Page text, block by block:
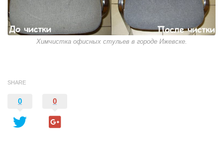
Химчистка офисных стульев в городе Ижевске.
SHARE
0 0